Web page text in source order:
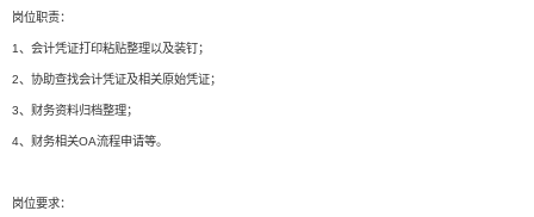
岗位职责：
1、会计凭证打印粘贴整理以及装钉；
2、协助查找会计凭证及相关原始凭证；
3、财务资料归档整理；
4、财务相关OA流程申请等。
岗位要求：